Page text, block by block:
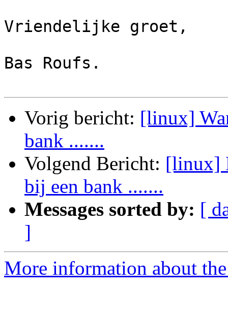
Vriendelijke groet,
Bas Roufs.
Vorig bericht: [linux]
bank .......
Volgend Bericht: [linux]
bij een bank .......
Messages sorted by: [
]
More information about